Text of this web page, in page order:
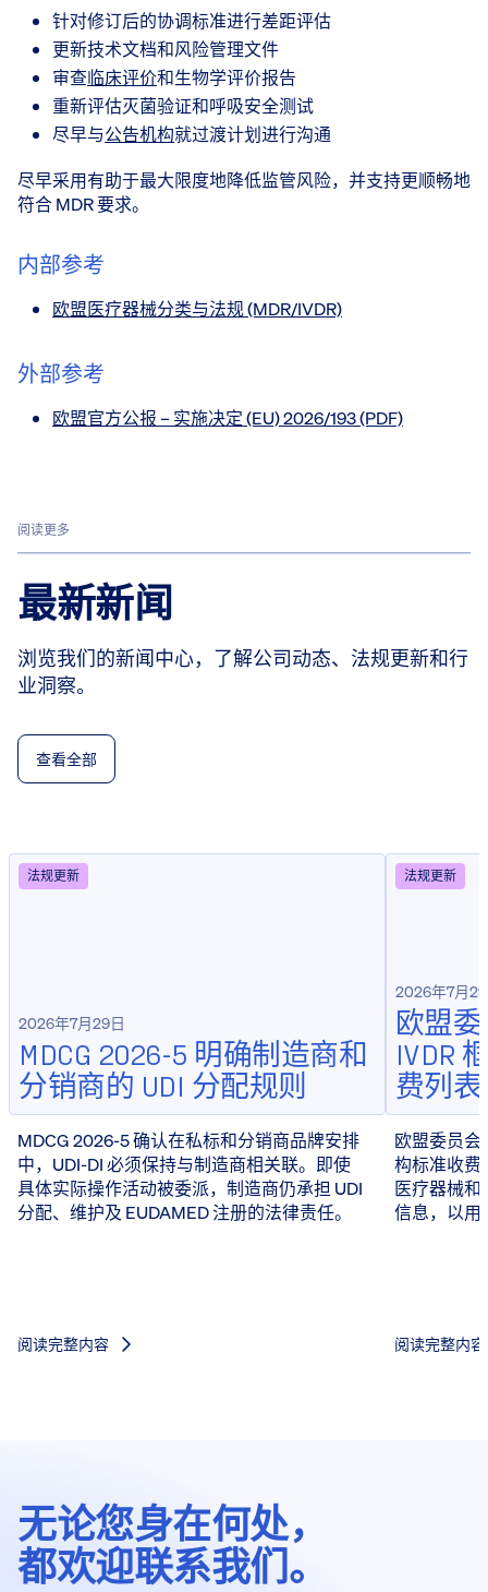
针对修订后的协调标准进行差距评估
更新技术文档和风险管理文件
审查临床评价和生物学评价报告
重新评估灭菌验证和呼吸安全测试
尽早与公告机构就过渡计划进行沟通
尽早采用有助于最大限度地降低监管风险，并支持更顺畅地
符合 MDR 要求。
内部参考
欧盟医疗器械分类与法规 (MDR/IVDR)
外部参考
欧盟官方公报 – 实施决定 (EU) 2026/193 (PDF)
阅读更多
最新新闻
浏览我们的新闻中心，了解公司动态、法规更新和行
业洞察。
查看全部
法规更新
2026年7月29日
MDCG 2026-5 明确制造商和
分销商的 UDI 分配规则
MDCG 2026-5 确认在私标和分销商品牌安排
中，UDI-DI 必须保持与制造商相关联。即使
具体实际操作活动被委派，制造商仍承担 UDI
分配、维护及 EUDAMED 注册的法律责任。
阅读完整内容
法规更新
2026年7月
欧盟委
IVDR
费列表
欧盟委员会
构标准收费
医疗器械和
信息，以用
阅读完整内容
无论您身在何处，
都欢迎联系我们。